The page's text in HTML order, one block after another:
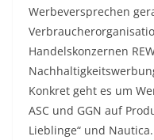
Werbeversprechen
Handelskonzernen
Konkret geht es um
ASC und GGN auf
Lieblinge“ und Nautica.